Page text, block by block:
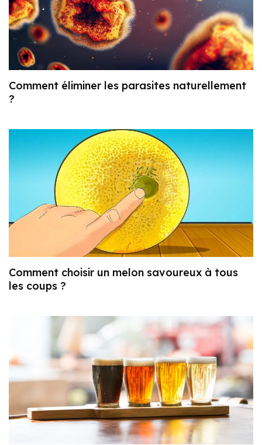
Comment éliminer les parasites naturellement
?
Comment choisir un melon savoureux à tous
les coups ?